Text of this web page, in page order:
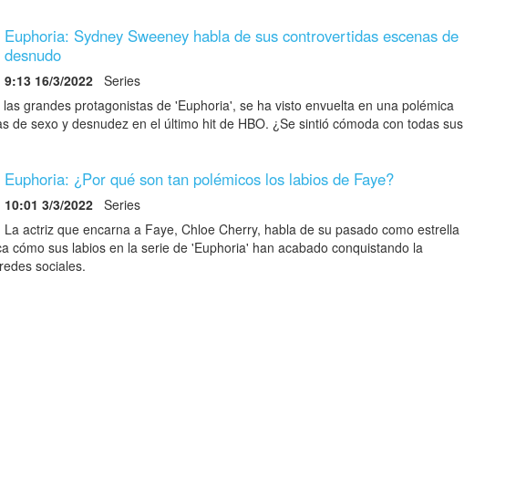
Euphoria: Sydney Sweeney habla de sus controvertidas escenas de
desnudo
9:13 16/3/2022 Series
grandes protagonistas de 'Euphoria', se ha visto envuelta en una polémica
de sexo y desnudez en el último hit de HBO. ¿Se sintió cómoda con todas sus
Euphoria: ¿Por qué son tan polémicos los labios de Faye?
10:01 3/3/2022 Series
La actriz que encarna a Faye, Chloe Cherry, habla de su pasado como estrella
cómo sus labios en la serie de 'Euphoria' han acabado conquistando la
sociales.